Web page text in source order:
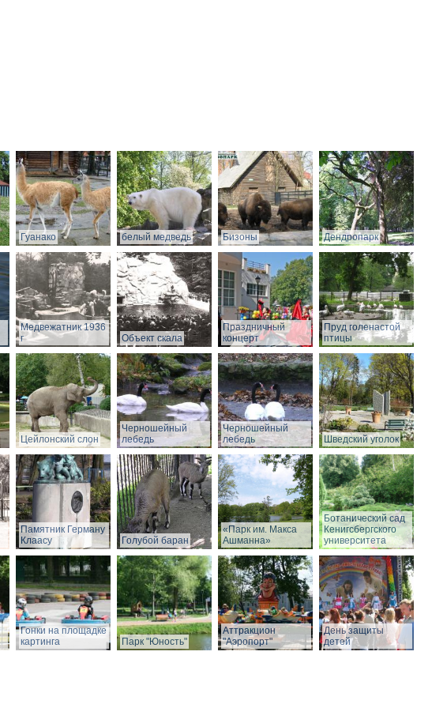
Гуанако белый медведь Бизоны Дендропарк
Медвежатник 1936
г
Объект скала
Праздничный
концерт
Пруд голенастой
птицы
Цейлонский слон
Черношейный
лебедь
Черношейный
лебедь
Шведский уголок
Памятник Герману
Клаасу
Голубой баран
«Парк им. Макса
Ашманна»
Ботанический сад
Кенигсбергского
университета
Гонки на площадке
картинга
Парк "Юность"
Аттракцион
"Аэропорт"
День защиты
детей